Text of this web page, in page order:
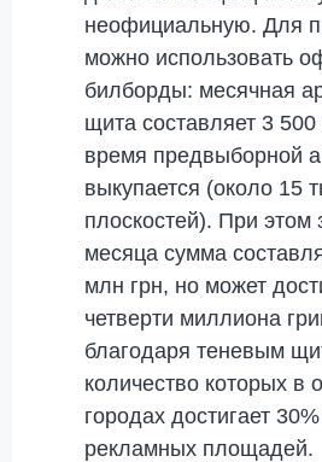
неофициальную. Для
можно использовать
билборды: месячная
щита составляет 3 500
время предвыборной
выкупается (около 15
плоскостей). При этом
месяца сумма
млн грн, но может
четверти миллиона
благодаря теневым
количество которых в
городах достигает
рекламных площадей.